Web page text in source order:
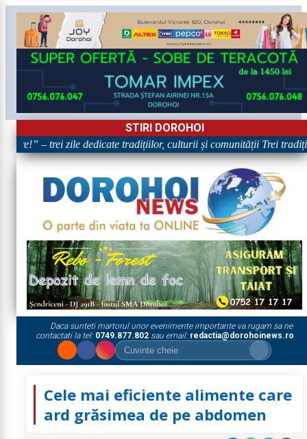
STIRI DOROHOI
– trei zile dedicate tradițiilor, culturii și comunității Trei tradiții.
Daca sunteti martorul unor evenimente importante va rugam sa ne
contactati la tel: 0749.877.802sau email: redactia@dorohoinews.ro
Cele mai eficiente alimente care
ard grăsimea de pe abdomen